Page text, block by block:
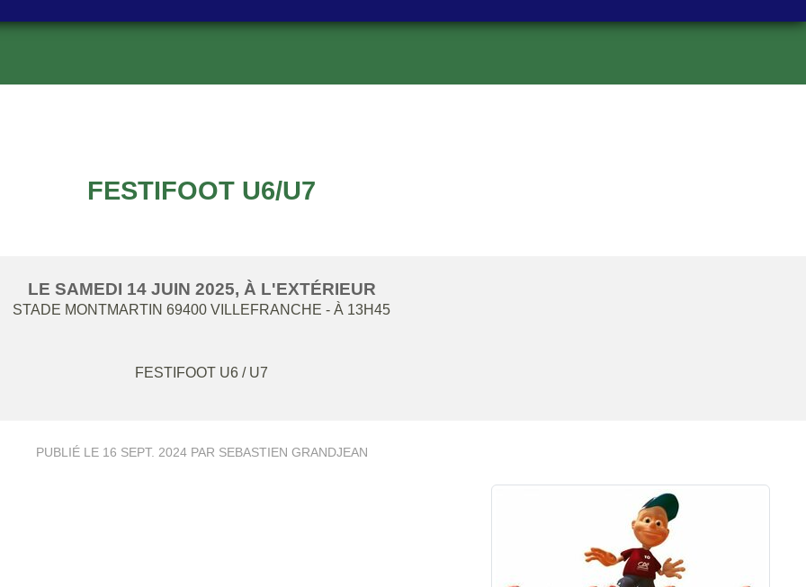
FESTIFOOT U6/U7
LE SAMEDI 14 JUIN 2025, À L'EXTÉRIEUR
STADE MONTMARTIN 69400 VILLEFRANCHE - À 13H45
FESTIFOOT U6 / U7
PUBLIÉ LE 16 SEPT. 2024PAR SEBASTIEN GRANDJEAN